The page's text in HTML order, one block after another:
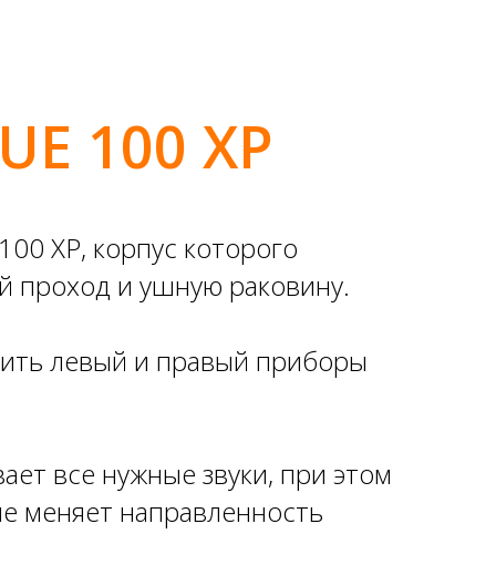
100 XP
XP, корпус которого
проход и ушную раковину.
левый и правый приборы
все нужные звуки, при этом
направленность